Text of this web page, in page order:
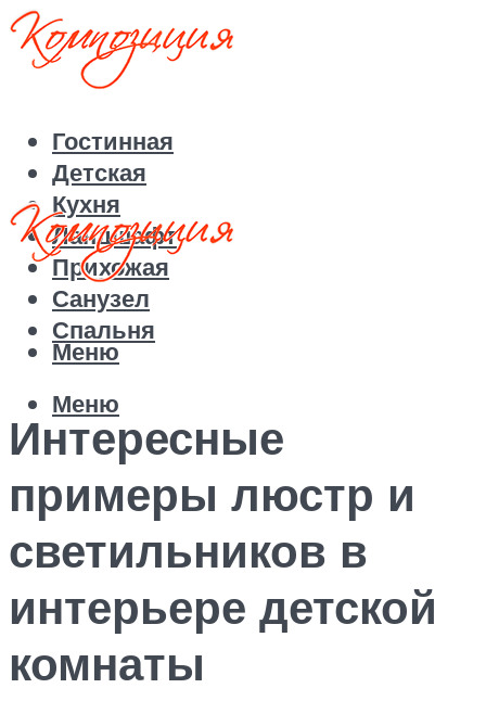
Гостинная
Детская
Кухня
Ландшафт
Прихожая
Санузел
Спальня
Меню
Меню
Интересные
примеры люстр и
светильников в
интерьере детской
комнаты